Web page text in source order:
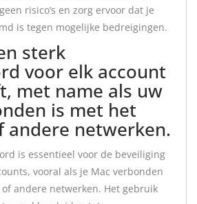
risico’s en zorg ervoor dat je
is tegen mogelijke bedreigingen.
sterk
voor elk account
met name als uw
is met het
andere netwerken.
is essentieel voor de beveiliging
vooral als je Mac verbonden
andere netwerken. Het gebruik